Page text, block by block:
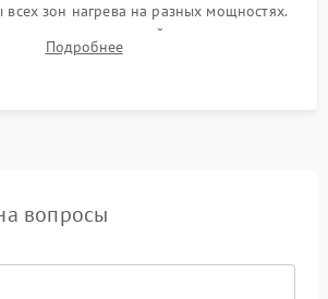
зон нагрева на разных мощностях.
управления, таймера, индикаторов
тепла и систем защиты от перегрева.
Подробнее
вопросы